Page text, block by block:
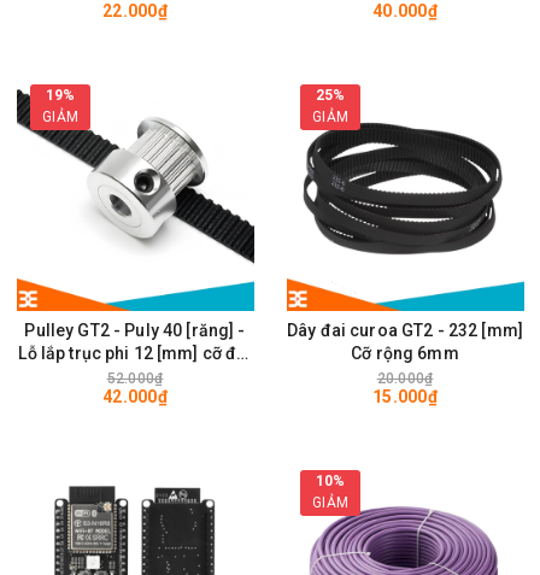
22.000₫ 28 x 28mm
40.000₫
19%
GIẢM
Pulley GT2 - Puly 40 [răng] -
Lỗ lắp trục phi 12 [mm] cỡ đai
rộng 6mm
52.000₫
42.000₫
25%
GIẢM
Dây đai curoa GT2 - 232 [mm]
Cỡ rộng 6mm
20.000₫
15.000₫
10%
GIẢM